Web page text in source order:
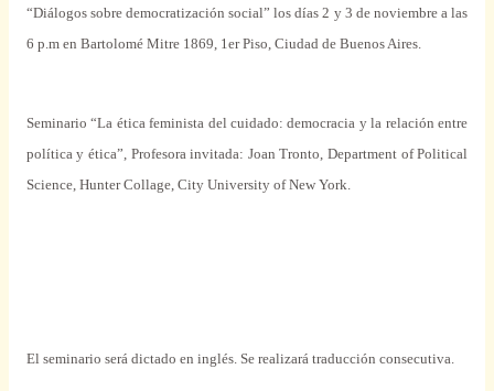
“Diálogos sobre democratización social” los días 2 y 3 de noviembre a las
6 p.m en Bartolomé Mitre 1869, 1er Piso, Ciudad de Buenos Aires.
Seminario “La ética feminista del cuidado: democracia y la relación entre
política y ética”, Profesora invitada: Joan Tronto, Department of Political
Science, Hunter Collage, City University of New York.
El seminario será dictado en inglés. Se realizará traducción consecutiva.